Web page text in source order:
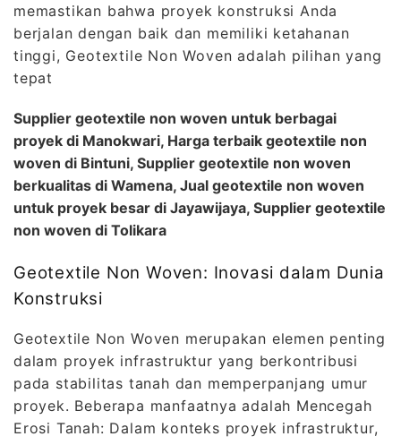
memastikan bahwa proyek konstruksi Anda
berjalan dengan baik dan memiliki ketahanan
tinggi, Geotextile Non Woven adalah pilihan yang
tepat
Supplier geotextile non woven untuk berbagai
proyek di Manokwari, Harga terbaik geotextile non
woven di Bintuni, Supplier geotextile non woven
berkualitas di Wamena, Jual geotextile non woven
untuk proyek besar di Jayawijaya, Supplier geotextile
non woven di Tolikara
Geotextile Non Woven: Inovasi dalam Dunia
Konstruksi
Geotextile Non Woven merupakan elemen penting
dalam proyek infrastruktur yang berkontribusi
pada stabilitas tanah dan memperpanjang umur
proyek. Beberapa manfaatnya adalah Mencegah
Erosi Tanah: Dalam konteks proyek infrastruktur,